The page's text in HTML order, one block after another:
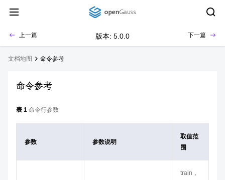
上一篇 版本: 5.0.0 下一篇
文档地图 命令参考
命令参考
表 1 命令行参数
参数 参数说明
取值范
围
train，